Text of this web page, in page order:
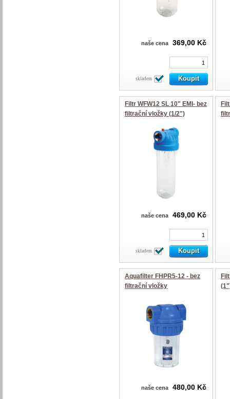
naše cena 369,00 Kč
skladem
Filtr WFW12 SL 10" EMI- bez
filtrační vložky (1/2")
naše cena 469,00 Kč
skladem
Aquafilter FHPR5-12 - bez
filtrační vložky
naše cena 480,00 Kč